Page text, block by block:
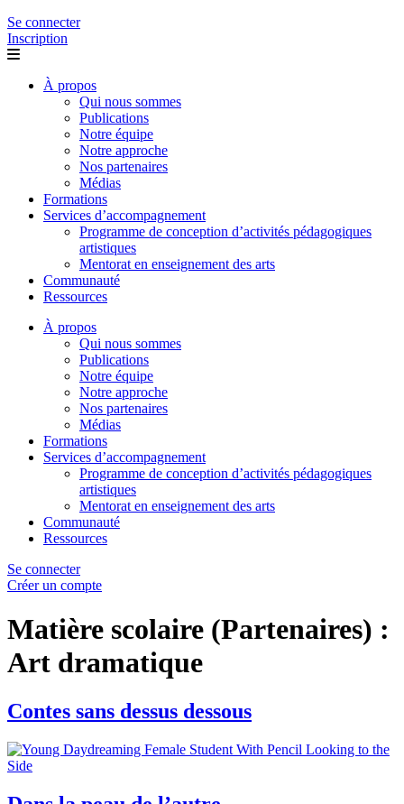
Se connecter
Inscription
À propos
Qui nous sommes
Publications
Notre équipe
Notre approche
Nos partenaires
Médias
Formations
Services d’accompagnement
Programme de conception d’activités pédagogiques
artistiques
Mentorat en enseignement des arts
Communauté
Ressources
À propos
Qui nous sommes
Publications
Notre équipe
Notre approche
Nos partenaires
Médias
Formations
Services d’accompagnement
Programme de conception d’activités pédagogiques
artistiques
Mentorat en enseignement des arts
Communauté
Ressources
Se connecter
Créer un compte
Matière scolaire (Partenaires) :
Art dramatique
Contes sans dessus dessous